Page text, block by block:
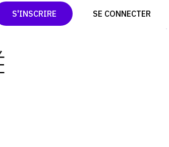
S'INSCRIRE SE CONNECTER
TWITTER
PINTEREST